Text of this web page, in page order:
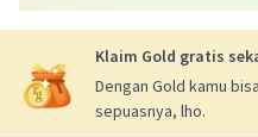
Beri Rating·0.0( 0)
Klaim Gold gratis
Dengan Gold kamu
sepuasnya, lho.